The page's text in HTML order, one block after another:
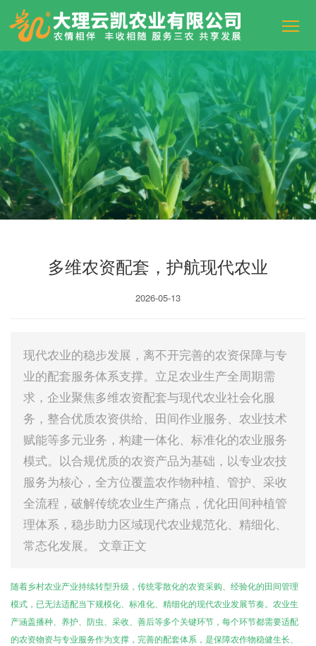
多维农资配套，护航现代农业
2026-05-13
现代农业的稳步发展，离不开完善的农资保障与专
业的配套服务体系支撑。立足农业生产全周期需
求，企业聚焦多维农资配套与现代农业社会化服
务，整合优质农资供给、田间作业服务、农业技术
赋能等多元业务，构建一体化、标准化的农业服务
模式。以合规优质的农资产品为基础，以专业农技
服务为核心，全方位覆盖农作物种植、管护、采收
全流程，破解传统农业生产痛点，优化田间种植管
理体系，稳步助力区域现代农业规范化、精细化、
常态化发展。 文章正文
随着乡村农业产业持续转型升级，传统零散化的农资采购、经验化的田间管理
模式，已无法适配当下规模化、标准化、精细化的现代农业发展节奏。农业生
产涵盖播种、养护、防虫、采收、善后等多个关键环节，每个环节都需要适配
的农资物资与专业服务作为支撑，完善的配套体系，是保障农作物稳健生长、